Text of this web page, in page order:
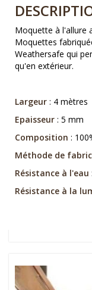
Moquette à l'allure
Moquettes
Weathersafe qui
qu'en extérieur.
Largeur : 4 mètres
Epaisseur : 5 mm
Composition :
Méthode de
Résistance à l'eau
Résistance à la